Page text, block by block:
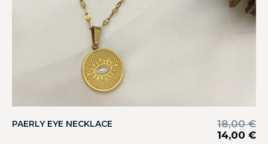
PAERLY EYE NECKLACE 18,00€
14,00 €